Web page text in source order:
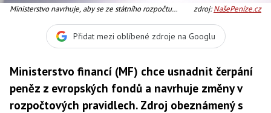
Ministerstvo navrhuje, aby se ze státního rozpočtu
ztrát, Foto: SXC
zdroj:NašePeníze.cz
Přidat mezi oblíbené zdroje na Googlu
Ministerstvo financí (MF) chce usnadnit čerpání
peněz z evropských fondů a navrhuje změny v
rozpočtových pravidlech. Zdroj obeznámený s